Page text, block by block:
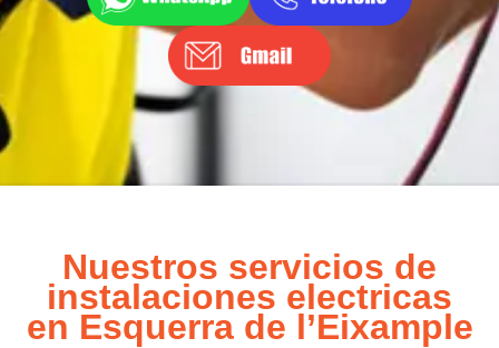
Nuestros servicios de
instalaciones electricas
en Esquerra de l’Eixample